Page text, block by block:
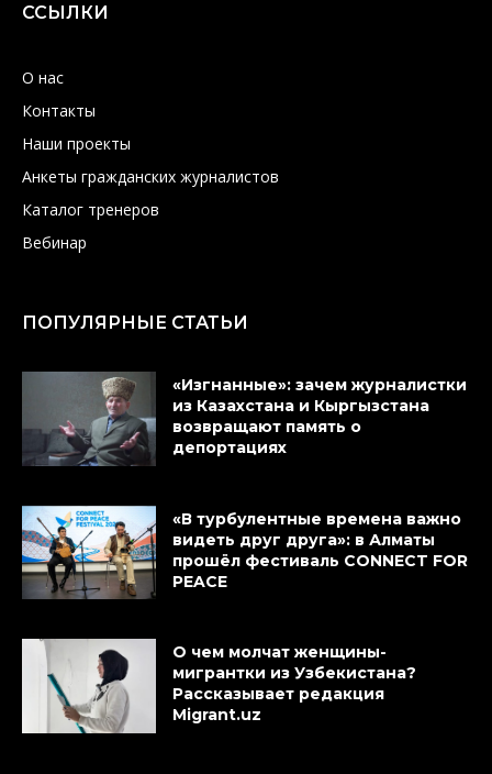
ССЫЛКИ
О нас
Контакты
Наши проекты
Анкеты гражданских журналистов
Каталог тренеров
Вебинар
ПОПУЛЯРНЫЕ СТАТЬИ
«Изгнанные»: зачем журналистки
из Казахстана и Кыргызстана
возвращают память о
депортациях
«В турбулентные времена важно
видеть друг друга»: в Алматы
прошёл фестиваль CONNECT FOR
PEACE
О чем молчат женщины-
мигрантки из Узбекистана?
Рассказывает редакция
Migrant.uz